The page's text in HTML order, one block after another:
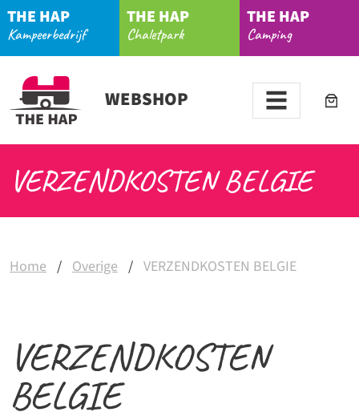
THE HAP
Kampeerbedrijf
THE HAP
Chaletpark
THE HAP
Camping
WEBSHOP
VERZENDKOSTEN BELGIE
Home / Overige / VERZENDKOSTEN BELGIE
VERZENDKOSTEN
BELGIE